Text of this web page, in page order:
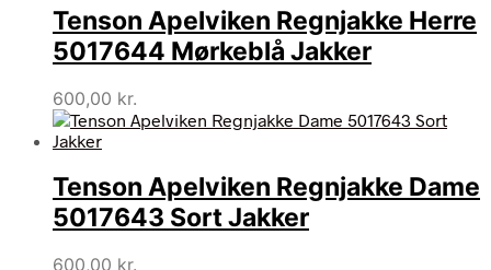
Tenson Apelviken Regnjakke Herre
5017644 Mørkeblå Jakker
600,00 kr.
Tenson Apelviken Regnjakke Dame
5017643 Sort Jakker
600,00 kr.